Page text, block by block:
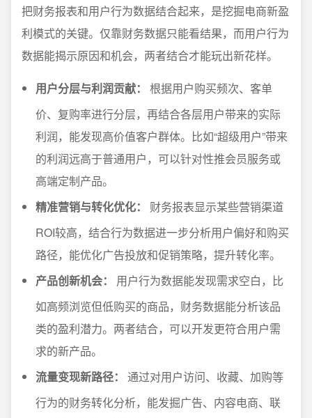
把财务报表和用户行为数据结合起来，是挖掘电商新盈
利模式的关键。仅靠财务数据只能看结果，而用户行为
数据能揭示原因和机会，两者结合才能玩出新花样。
用户分层与利润贡献：
根据用户购买频次、客单
价、复购率进行分层，再结合各层用户带来的实际
利润，能发现高价值客户群体。比如“超级用户”带来
的利润远高于普通用户，可以针对性推会员服务或
高端定制产品。
精准营销与转化优化：
财务报表显示某些营销渠道
ROI较高，结合行为数据进一步分析用户偏好和购买
路径，能优化广告投放和促销策略，提升转化率。
产品创新机会：
用户行为数据能发现需求空白，比
如高频浏览但低购买的商品，财务数据能分析该品
类的盈利潜力。两者结合，可以开发更符合用户需
求的新产品。
流量变现新路径：
通过对用户访问、收藏、加购等
行为的财务转化分析，能发掘广告、内容电商、联